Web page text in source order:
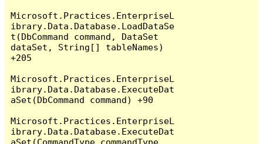
Microsoft.Practices.EnterpriseL
ibrary.Data.Database.LoadDataSe
t(DbCommand command, DataSet
dataSet, String[] tableNames)
+205
Microsoft.Practices.EnterpriseL
ibrary.Data.Database.ExecuteDat
aSet(DbCommand command) +90
Microsoft.Practices.EnterpriseL
ibrary.Data.Database.ExecuteDat
aSet(CommandType commandType,